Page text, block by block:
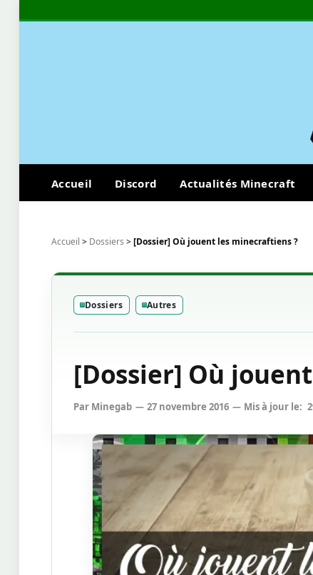
Accueil Discord Actualités Minecraft
Accueil > Dossiers >[Dossier] Où jouent les minecraftiens ?
Dossiers Autres
[Dossier] Où
Par Minegab 27 novembre 2016 Mis à jour le: